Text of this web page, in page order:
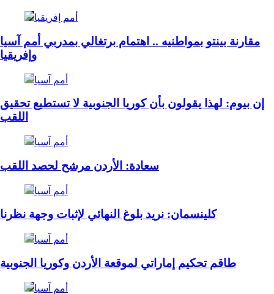
أمم إفريقيا
مقارنة بينتو بمواطنيه .. اهتمام برتغالي بمدربي أمم آسيا
وإفريقيا
أمم آسيا
إن بيوم: لهذا يقولون بأن كوريا الجنوبية لا تستطيع تحقيق
اللقب
أمم آسيا
سعادة: الأردن مرشح لحصد اللقب
أمم آسيا
كلينسمان: نريد بلوغ النهائي لإثبات وجهة نظرنا
أمم آسيا
طاقم تحكيم إماراتي لموقعة الأردن وكوريا الجنوبية
أمم آسيا